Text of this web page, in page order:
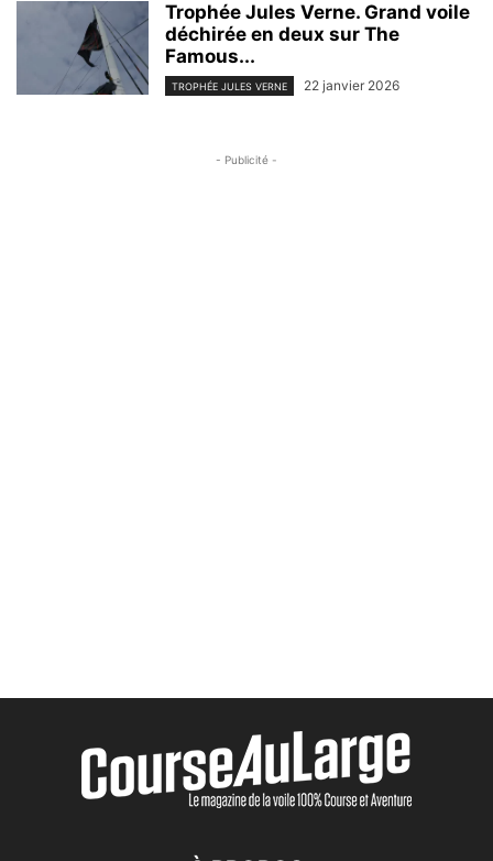
Trophée Jules Verne. Grand voile
déchirée en deux sur The
Famous...
TROPHÉE JULES VERNE 22 janvier 2026
- Publicité -